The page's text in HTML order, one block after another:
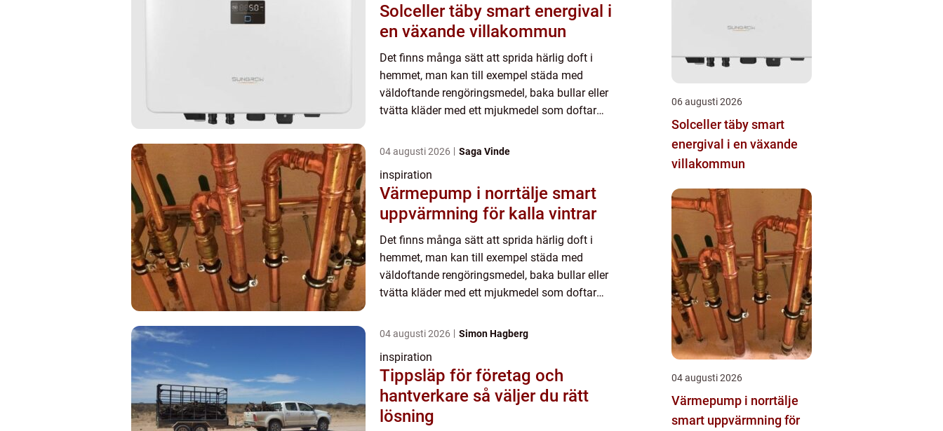
Solceller täby smart energival i
en växande villakommun
Det finns många sätt att sprida härlig doft i
hemmet, man kan till exempel städa med
väldoftande rengöringsmedel, baka bullar eller
tvätta kläder med ett mjukmedel som doftar
04 augusti 2026 Saga Vinde
inspiration
Värmepump i norrtälje smart
uppvärmning för kalla vintrar
Det finns många sätt att sprida härlig doft i
hemmet, man kan till exempel städa med
väldoftande rengöringsmedel, baka bullar eller
tvätta kläder med ett mjukmedel som doftar
04 augusti 2026 Simon Hagberg
inspiration
Tippsläp för företag och
hantverkare så väljer du rätt
lösning
06 augusti 2026
Solceller täby smart
energival i en växande
villakommun
04 augusti 2026
Värmepump i norrtälje
smart uppvärmning för